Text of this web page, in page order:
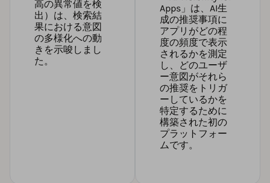
高の異常値を検
出）は、検索結
果における意図
の多様化への動
きを示唆しまし
た。
Apps」 は、AI生
成の推奨事項に
アプリがどの程
度の頻度で表示
されるかを測定
し、どのユーザ
ー意図がそれら
の推奨をトリガ
ーしているかを
特定するために
構築された初の
プラットフォー
ムです。